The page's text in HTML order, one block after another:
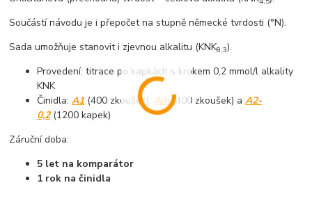
Součástí návodu je i přepočet na stupně německé tvrdosti (°N).
Sada umožňuje stanovit i zjevnou alkalitu (KNK8,3).
Provedení: titrace po kapkách s krokem 0,2 mmol/l alkality
KNK
Činidla:A1 (400 zkoušek),Am(400 zkoušek) aA2-
0,2(1200 kapek)
Záruční doba:
5 let na komparátor
1 rok na činidla